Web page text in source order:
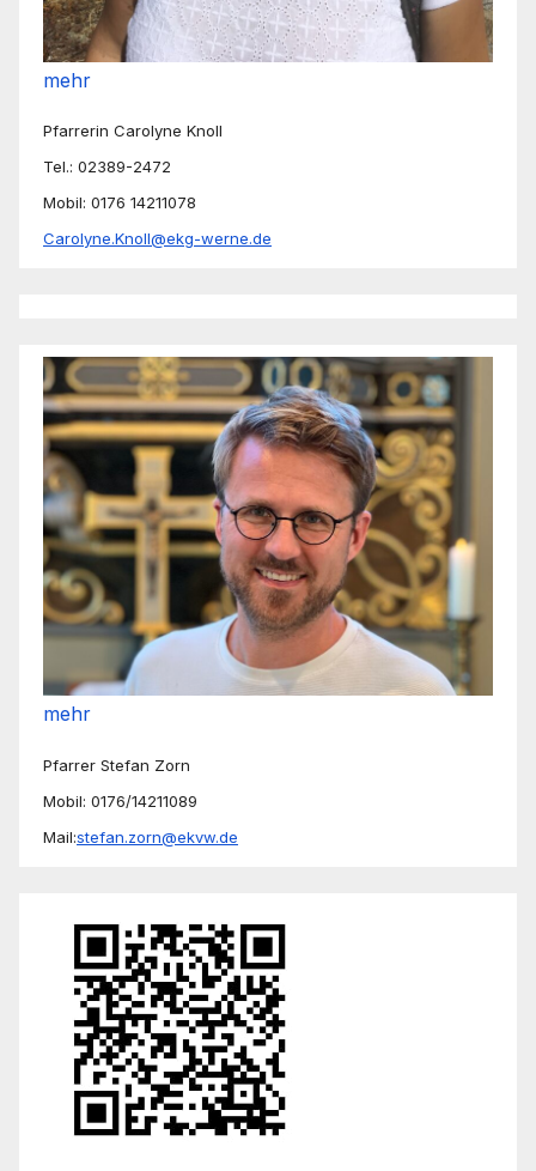
mehr
Pfarrerin Carolyne Knoll
Tel.: 02389-2472
Mobil: 0176 14211078
Carolyne.Knoll@ekg-werne.de
mehr
Pfarrer Stefan Zorn
Mobil: 0176/14211089
Mail:stefan.zorn@ekvw.de